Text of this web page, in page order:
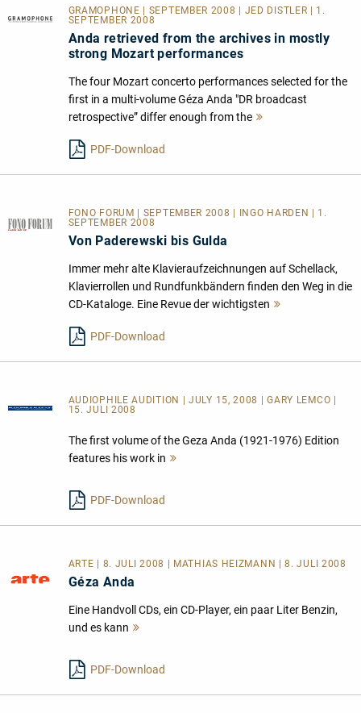
GRAMOPHONE | SEPTEMBER 2008 | JED DISTLER | 1.
SEPTEMBER 2008
Anda retrieved from the archives in mostly
strong Mozart performances
The four Mozart concerto performances selected for the
first in a multi-volume Géza Anda "DR broadcast
retrospective” differ enough from the
PDF-Download
FONO FORUM | SEPTEMBER 2008 | INGO HARDEN | 1.
SEPTEMBER 2008
Von Paderewski bis Gulda
Immer mehr alte Klavieraufzeichnungen auf Schellack,
Klavierrollen und Rundfunkbändern finden den Weg in die
CD-Kataloge. Eine Revue der wichtigsten
PDF-Download
AUDIOPHILE AUDITION | JULY 15, 2008 | GARY LEMCO |
15. JULI 2008
The first volume of the Geza Anda (1921-1976) Edition
features his work in
PDF-Download
ARTE | 8. JULI 2008 | MATHIAS HEIZMANN | 8. JULI 2008
Géza Anda
Eine Handvoll CDs, ein CD-Player, ein paar Liter Benzin,
und es kann
PDF-Download